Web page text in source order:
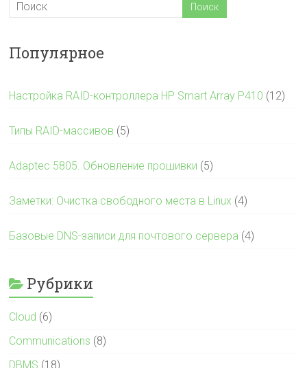
Популярное
Настройка RAID-контроллера HP Smart Array P410 (12)
Типы RAID-массивов (5)
Adaptec 5805. Обновление прошивки (5)
Заметки: Очистка свободного места в Linux (4)
Базовые DNS-записи для почтового сервера (4)
Рубрики
Cloud (6)
Communications (8)
DBMS (18)